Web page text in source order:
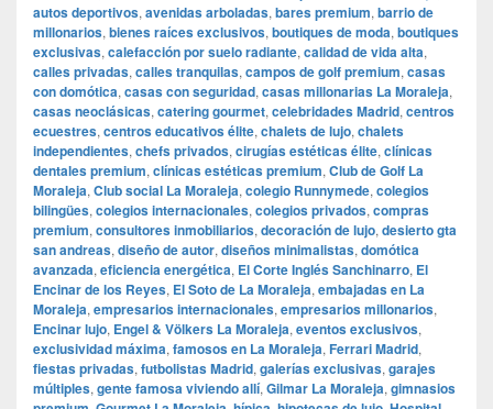
autos deportivos, avenidas arboladas, bares premium, barrio de
millonarios, bienes raíces exclusivos, boutiques de moda, boutiques
exclusivas, calefacción por suelo radiante, calidad de vida alta,
calles privadas, calles tranquilas, campos de golf premium, casas
con domótica, casas con seguridad, casas millonarias La Moraleja,
casas neoclásicas, catering gourmet, celebridades Madrid, centros
ecuestres, centros educativos élite, chalets de lujo, chalets
independientes, chefs privados, cirugías estéticas élite, clínicas
dentales premium, clínicas estéticas premium, Club de Golf La
Moraleja, Club social La Moraleja, colegio Runnymede, colegios
bilingües, colegios internacionales, colegios privados, compras
premium, consultores inmobiliarios, decoración de lujo, desierto gta
san andreas, diseño de autor, diseños minimalistas, domótica
avanzada, eficiencia energética, El Corte Inglés Sanchinarro, El
Encinar de los Reyes, El Soto de La Moraleja, embajadas en La
Moraleja, empresarios internacionales, empresarios millonarios,
Encinar lujo, Engel & Völkers La Moraleja, eventos exclusivos,
exclusividad máxima, famosos en La Moraleja, Ferrari Madrid,
fiestas privadas, futbolistas Madrid, galerías exclusivas, garajes
múltiples, gente famosa viviendo allí, Gilmar La Moraleja, gimnasios